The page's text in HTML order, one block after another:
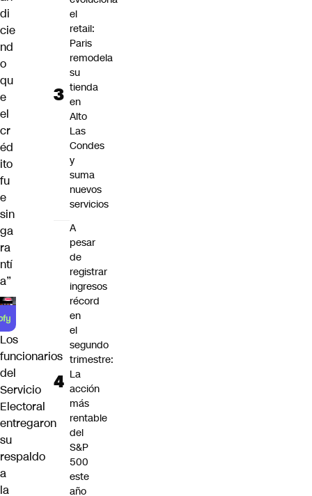
di
cie
nd
o
qu
e
el
cr
éd
ito
fu
e
sin
ga
ra
ntí
a”
Los
funcionarios
del
Servicio
Electoral
entregaron
su
respaldo
a
la
el
retail:
Paris
remodela
su
tienda
en
Alto
Las
Condes
y
suma
nuevos
servicios
A
pesar
de
registrar
ingresos
récord
en
el
segundo
trimestre:
La
acción
más
rentable
del
S&P
500
este
año